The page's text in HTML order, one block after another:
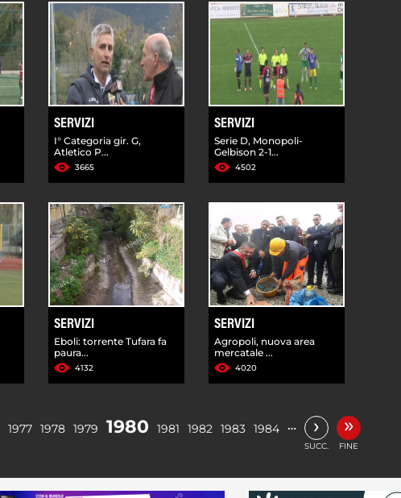
SERVIZI
I° Categoria gir. G,
Atletico P...
3665
SERVIZI
Serie D, Monopoli-
Gelbison 2-1...
4502
SERVIZI
Eboli: torrente Tufara fa
paura...
4132
SERVIZI
Agropoli, nuova area
mercatale ...
4020
1977 1978 1979 1980 1981 1982 1983 1984 … ›
SUCC.
»
FINE